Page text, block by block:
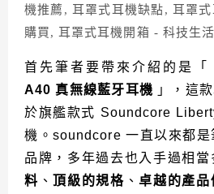
首先筆者要帶來介紹的是
A40 真無線藍牙耳機 」，這
於旗艦款式 Soundcore
機。soundcore 一直以來都
品牌，多年過去也入手過相當
料 、 頂級的規格 、卓越的產品